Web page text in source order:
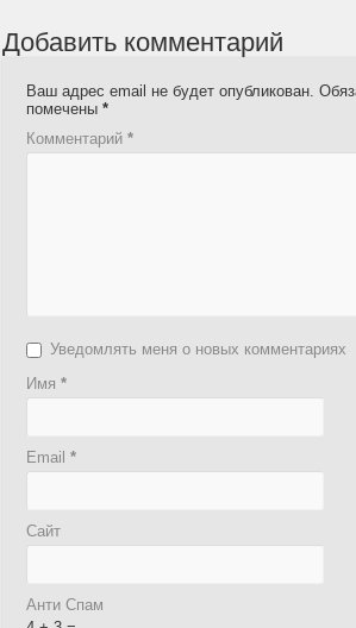
Добавить комментарий
Ваш адрес email не будет опубликован.
помечены*
Комментарий*
Уведомлять меня о новых комментариях
Имя*
Email*
Сайт
Анти Спам